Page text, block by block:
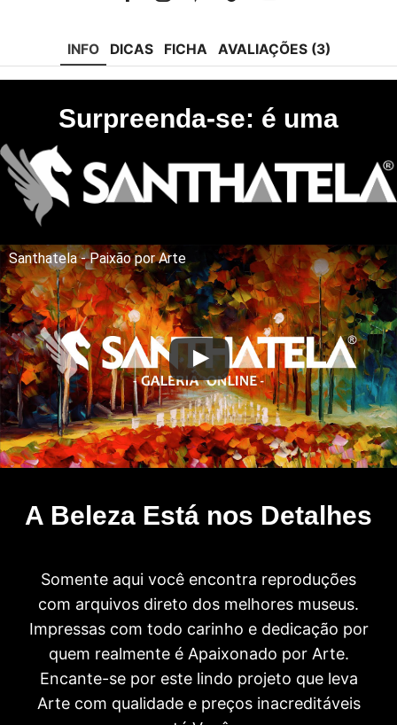
Facebook
Instagram
Pinterest
Tik-Youtube
INFO DICAS FICHA AVALIAÇÕES (3)
Surpreenda-se: é uma
Santhatela - Paixão por Arte
A Beleza Está nos Detalhes
Somente aqui você encontra reproduções
com arquivos direto dos melhores museus.
Impressas com todo carinho e dedicação por
quem realmente é Apaixonado por Arte.
Encante-se por este lindo projeto que leva
Arte com qualidade e preços inacreditáveis